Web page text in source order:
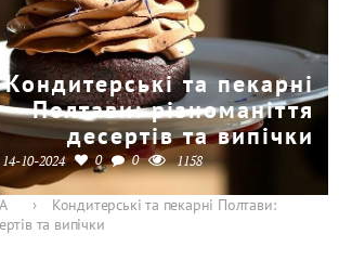
Кондитерські та пекарні
Полтави: різноманіття
десертів та випічки
14-10-2024 0 0 1158
›
Кондитерські та пекарні Полтави:
та випічки